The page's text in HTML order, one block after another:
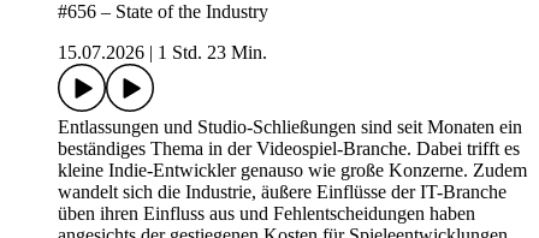
#656 – State of the Industry
15.07.2026
1 Std. 23 Min.
Entlassungen und Studio-Schließungen sind seit Monaten ein
beständiges Thema in der Videospiel-Branche. Dabei trifft es
kleine Indie-Entwickler genauso wie große Konzerne. Zudem
wandelt sich die Industrie, äußere Einflüsse der IT-Branche
üben ihren Einfluss aus und Fehlentscheidungen haben